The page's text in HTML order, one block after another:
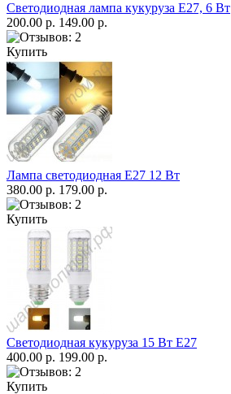
Светодиодная лампа кукуруза Е27, 6 Вт
200.00 р. 149.00 р.
Купить
Лампа светодиодная Е27 12 Вт
380.00 р. 179.00 р.
Купить
Светодиодная кукуруза 15 Вт E27
400.00 р. 199.00 р.
Купить